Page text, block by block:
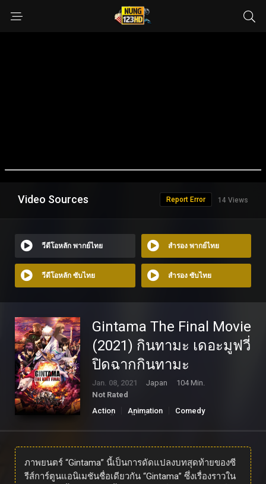
Video Sources 14 Views
Report Error
วีดีโอหลัก พากย์ไทย สำรอง พากย์ไทย
วีดีโอหลัก ซับไทย สำรอง ซับไทย
Gintama The Final Movie
(2021) กินทามะ เดอะมูฟวี่
ปิดฉากกินทามะ
Jan. 08, 2021 Japan
104 Min.
Not Rated
Action
Animation
Comedy
ภาพยนตร์ “Gintama” นี้เป็นการดัดแปลงบทสุดท้ายของซี
รีส์การ์ตูนแอนิเมชันชื่อเดียวกัน “Gintama” ซึ่งเรื่องราวใน